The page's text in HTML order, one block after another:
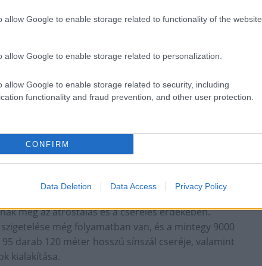
allow Google to enable storage related to functionality of the website
allow Google to enable storage related to personalization.
allow Google to enable storage related to security, including
functionality and fraud prevention, and other user protection.
CONFIRM
Data Deletion Data Access Privacy Policy
betonaljcsere
közel 37 ezer tonna zúzottkövet rostáltunk,
ágyazatcserére is szükség volt
munkái is. A sín- és ágyazatcseréket
ágyazatpótlás és az útátjárók átépítése is.
szerint haladnak a munkálatokkal. Itt 5,5
meg az átrostálás és a cserélés érdekében.
még folyamatban van, és a mintegy 9000
darab 120 méter hosszú sínszál cseréje, valamint
kialakítása.